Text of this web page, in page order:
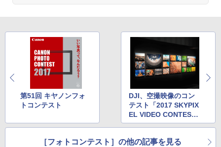
第51回 キヤノンフォ
トコンテスト
DJI、空撮映像のコン
テスト「2017 SKYPIX
EL VIDEO CONTES
T」
［フォトコンテスト］の他の記事を見る